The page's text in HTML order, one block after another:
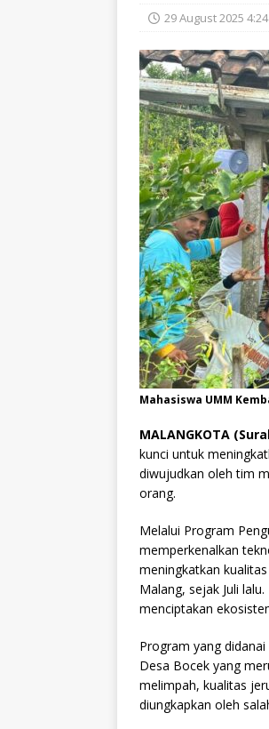
29 August 2025
Mahasiswa UMM
MALANGKOTA
kunci untuk
diwujudkan oleh tim
orang.
Melalui Program
memperkenalkan
meningkatkan
Malang, sejak Juli
menciptakan
Program yang
Desa Bocek yang
melimpah, kualitas
diungkapkan oleh